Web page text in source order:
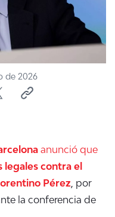
de 2026
anunció que
contra el
Pérez, por
la conferencia de